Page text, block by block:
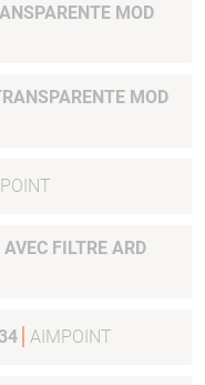
MOD
MOD
FILTRE ARD
AIMPOINT